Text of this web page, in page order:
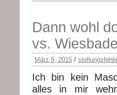
Dann wohl
vs.
März 9, 2015 /
Ich bin kein
alles in mir